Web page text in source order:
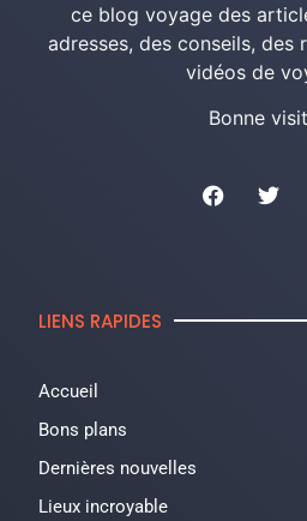
ce blog voyage des
adresses, des conseils, des
vidéos de
Bonne
LIENS RAPIDES
Accueil
Bons plans
Dernières nouvelles
Lieux incroyable